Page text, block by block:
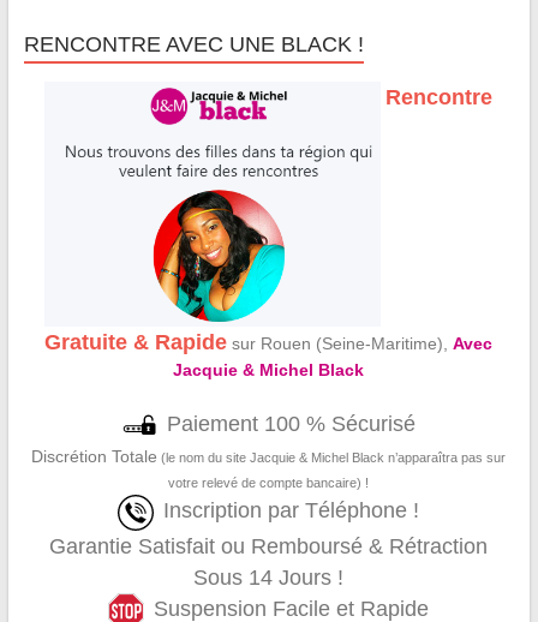
RENCONTRE AVEC UNE BLACK !
Rencontre
Gratuite & Rapide sur Rouen (Seine-Maritime),Avec
Jacquie & Michel Black
Paiement 100 % Sécurisé
Discrétion Totale (le nom du site Jacquie & Michel Black n’apparaîtra pas sur
votre relevé de compte bancaire) !
Inscription par Téléphone !
Garantie Satisfait ou Remboursé & Rétraction
Sous 14 Jours !
Suspension Facile et Rapide